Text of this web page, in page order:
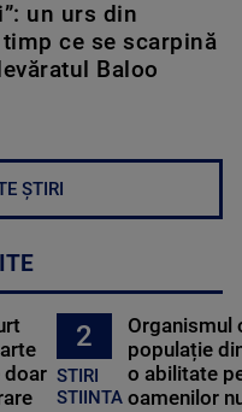
un urs din
ce se scarpină
Baloo
ȘTIRI
doar
2
STIRI
STIINTA
Organismul
populație
o abilitate
oamenilor